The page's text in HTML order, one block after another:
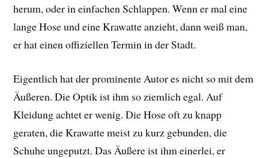
herum, oder in einfachen Schlappen. Wenn er mal eine
lange Hose und eine Krawatte anzieht, dann weiß man,
er hat einen offiziellen Termin in der Stadt.
Eigentlich hat der prominente Autor es nicht so mit dem
Äußeren. Die Optik ist ihm so ziemlich egal. Auf
Kleidung achtet er wenig. Die Hose oft zu knapp
geraten, die Krawatte meist zu kurz gebunden, die
Schuhe ungeputzt. Das Äußere ist ihm einerlei, er